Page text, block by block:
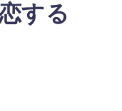
する